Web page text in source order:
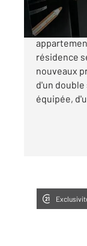
SAINT
résidence
nouveaux
d'un
équipée,